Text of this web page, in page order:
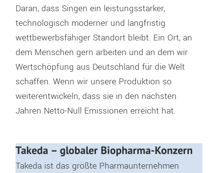
Daran, dass Singen ein leistungsstarker,
technologisch moderner und langfristig
wettbewerbsfähiger Standort bleibt. Ein Ort, an
dem Menschen gern arbeiten und an dem wir
Wertschöpfung aus Deutschland für die Welt
schaffen. Wenn wir unsere Produktion so
weiterentwickeln, dass sie in den nächsten
Jahren Netto-Null Emissionen erreicht hat.
Takeda – globaler Biopharma-Konzern
Takeda ist das größte Pharmaunternehmen